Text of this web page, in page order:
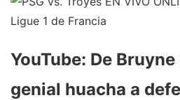
YouTube: De
genial huacha a